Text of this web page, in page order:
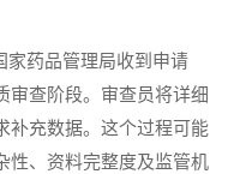
药品管理局收到申请
审查阶段。审查员将详细
补充数据。这个过程可能
性、资料完整度及监管机